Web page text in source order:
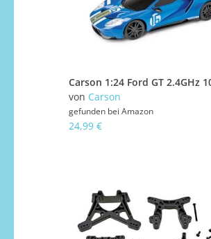
von Carson
gefunden bei Amazon
24,99 €